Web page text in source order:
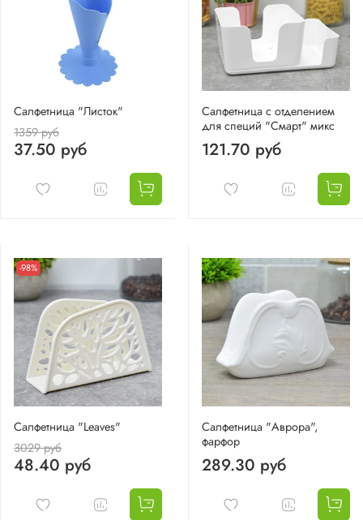
Салфетница "Листок"
1359 руб
37.50 руб
Салфетница с отделением
для специй "Смарт" микс
121.70 руб
-98%
Салфетница "Leaves"
3029 руб
48.40 руб
Салфетница "Аврора",
фарфор
289.30 руб